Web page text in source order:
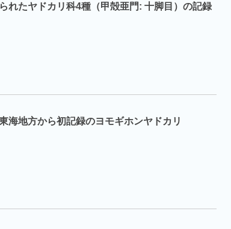
れたヤドカリ科4種（甲殻亜門: 十脚目）の記録
海地方から初記録のヨモギホンヤドカリ